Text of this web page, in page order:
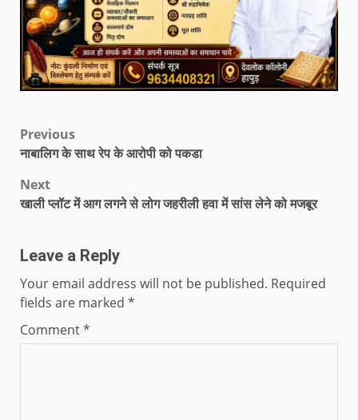
Previous
नाबालिग के साथ रेप के आरोपी को पकडा
Next
खाली प्लॉट में आग लगने से लोग जहरीली हवा में सांस लेने को मजबूर
Leave a Reply
Your email address will not be published. Required
fields are marked *
Comment*